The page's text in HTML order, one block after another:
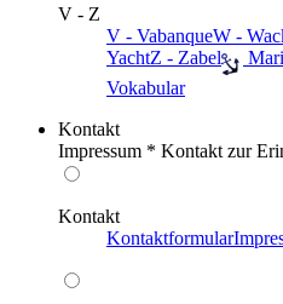
V - Z
V - VabanqueW -
YachtZ - Zabel
Vokabular
Kontakt
Impressum * Kontakt zur
Kontakt
Kontaktformular